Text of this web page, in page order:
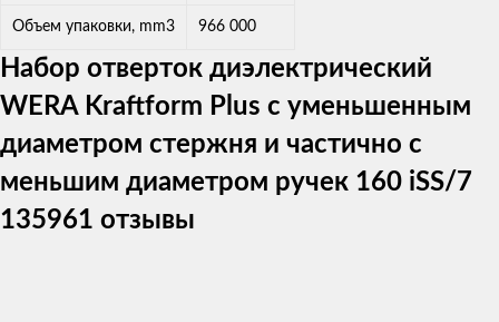
Объем упаковки, mm3 966 000
Набор отверток диэлектрический
WERA Kraftform Plus с уменьшенным
диаметром стержня и частично с
меньшим диаметром ручек 160 iSS/7
135961 отзывы